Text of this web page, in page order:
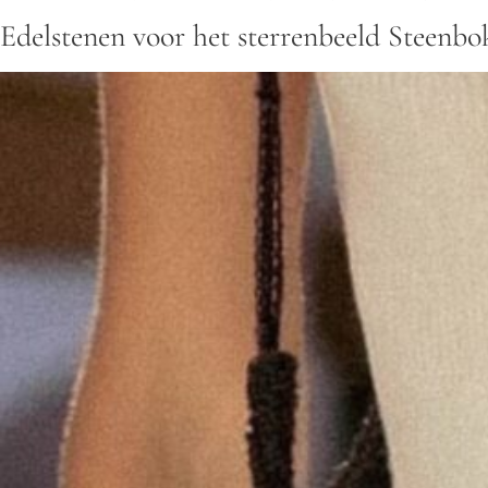
Edelstenen voor het sterrenbeeld